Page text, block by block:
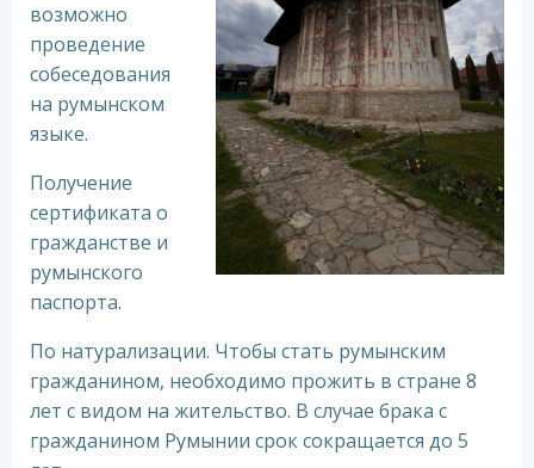
возможно
проведение
собеседования
на румынском
языке.
Получение
сертификата о
гражданстве и
румынского
паспорта.
По натурализации. Чтобы стать румынским
гражданином, необходимо прожить в стране 8
лет с видом на жительство. В случае брака с
гражданином Румынии срок сокращается до 5